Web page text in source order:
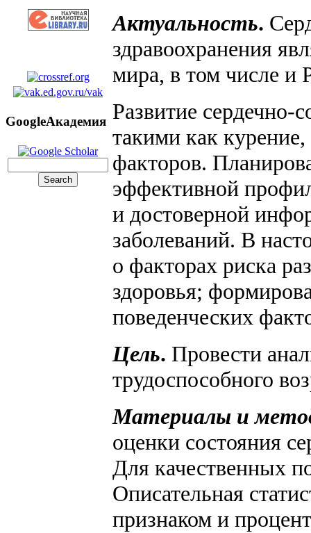
GoogleАкадемия
Актуальность.
здравоохранения
мира, в том числе и
Развитие сердечно-
такими как курение,
факторов.
эффективной
и достоверной
заболеваний. В
о факторах риска
здоровья;
поведенческих
Цель. Провести
трудоспособного
Материалы и
оценки состояния
Для качественных
Описательная
признаком и